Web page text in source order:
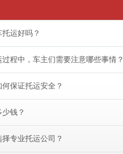
运好吗？
程中，车主们需要注意哪些事情？
保证托运安全？
钱？
专业托运公司？